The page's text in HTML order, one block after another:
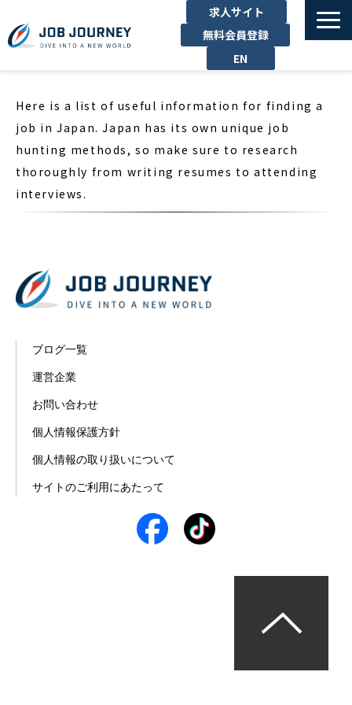
求人サイト
無料会員登録
EN
たのしむ
はたらく
Here is a list of useful information for finding a
job in Japan. Japan has its own unique job
hunting methods, so make sure to research
thoroughly from writing resumes to attending
interviews.
ブログ一覧
運営企業
お問い合わせ
個人情報保護方針
個人情報の取り扱いについて
サイトのご利用にあたって